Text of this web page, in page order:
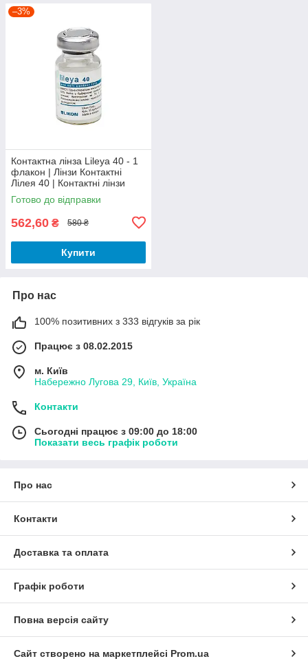
–3%
Контактна лінза Lileya 40 - 1
флакон | Лінзи Контактні
Лілея 40 | Контактні лінзи
Lileya 40 Likon |
Готово до відправки
562,60 ₴ 580 ₴
Купити
Про нас
100% позитивних з 333 відгуків за рік
Працює з 08.02.2015
м. Київ
Набережно Лугова 29, Київ, Україна
Контакти
Сьогодні працює з 09:00 до 18:00
Показати весь графік роботи
Про нас
Контакти
Доставка та оплата
Графік роботи
Повна версія сайту
Сайт створено на маркетплейсі Prom.ua